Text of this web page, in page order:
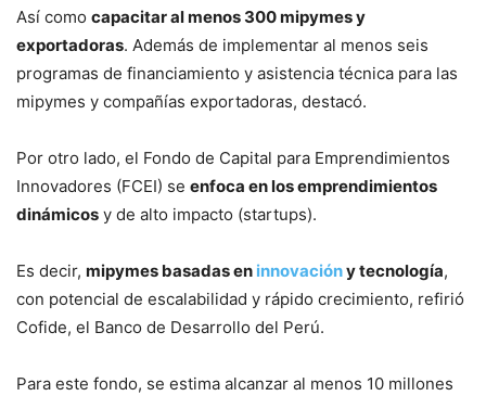
Así como capacitar al menos 300 mipymes y
exportadoras. Además de implementar al menos seis
programas de financiamiento y asistencia técnica para las
mipymes y compañías exportadoras, destacó.
Por otro lado, el Fondo de Capital para Emprendimientos
Innovadores (FCEI) se enfoca en los emprendimientos
dinámicos y de alto impacto (startups).
Es decir, mipymes basadas en innovacióny tecnología,
con potencial de escalabilidad y rápido crecimiento, refirió
Cofide, el Banco de Desarrollo del Perú.
Para este fondo, se estima alcanzar al menos 10 millones